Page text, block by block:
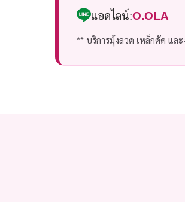
แอดไลน์:O.OLA
** บริการมุ้งลวด เหล็กดัด แล